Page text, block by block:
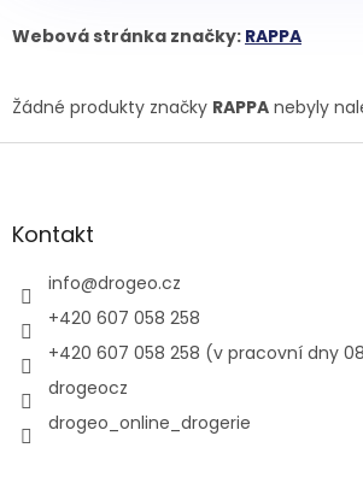
Webová stránka značky: RAPPA
Žádné produkty značky RAPPA nebyly
Z
aKontakt
info@drogeo.cz
+420 607 058 258
+420 607 058 258 (v pracovní dny
drogeocz
drogeo_online_drogerie